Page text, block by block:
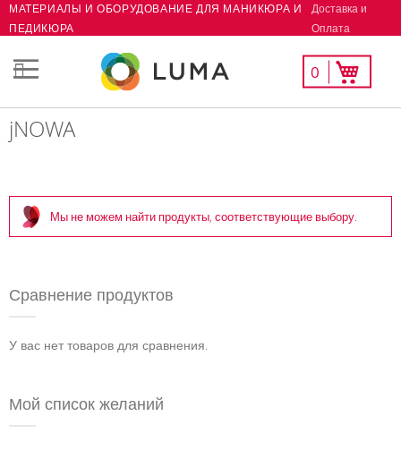
Skip
Content
МАТЕРИАЛЫ И ОБОРУДОВАНИЕ ДЛЯ МАНИКЮРА И
ПЕДИКЮРА
Доставка и
Оплата
Моя корзина
0
Мой
список
jNOWA
Мы не можем найти продукты, соответствующие выбору.
Сравнение продуктов
У вас нет товаров для сравнения.
Мой список желаний